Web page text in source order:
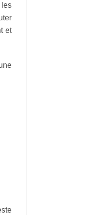
et